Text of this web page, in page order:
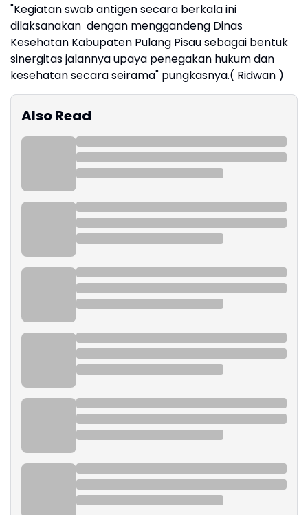
"Kegiatan swab antigen secara berkala ini
dilaksanakan dengan menggandeng Dinas
Kesehatan Kabupaten Pulang Pisau sebagai bentuk
sinergitas jalannya upaya penegakan hukum dan
kesehatan secara seirama" pungkasnya.( Ridwan )
Also Read